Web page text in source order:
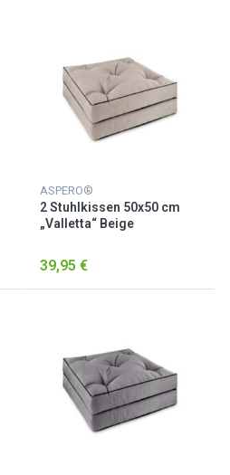
ASPERO®
2 Stuhlkissen 50x50 cm
„Valletta“ Beige
39,95 €